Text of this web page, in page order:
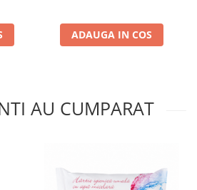
ADAUGA IN COS
AU CUMPARAT